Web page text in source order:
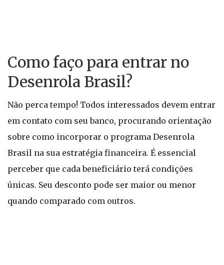
Como faço para entrar no
Desenrola Brasil?
Não perca tempo! Todos interessados devem entrar
em contato com seu banco, procurando orientação
sobre como incorporar o programa Desenrola
Brasil na sua estratégia financeira. É essencial
perceber que cada beneficiário terá condições
únicas. Seu desconto pode ser maior ou menor
quando comparado com outros.